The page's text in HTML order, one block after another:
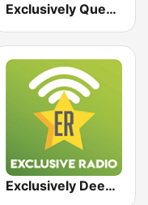
Exclusively Queen
Exclusively Deep Purple